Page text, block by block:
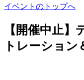
イベントのトップへ
【開催中止
トレーション